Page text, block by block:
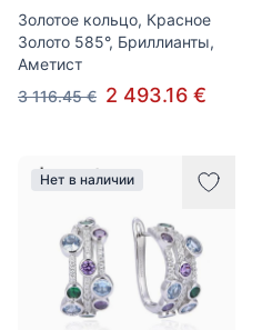
Золотое кольцо, Красное
Золото 585°, Бриллианты,
Аметист
3 116.45 € 2 493.16 €
Нет в наличии